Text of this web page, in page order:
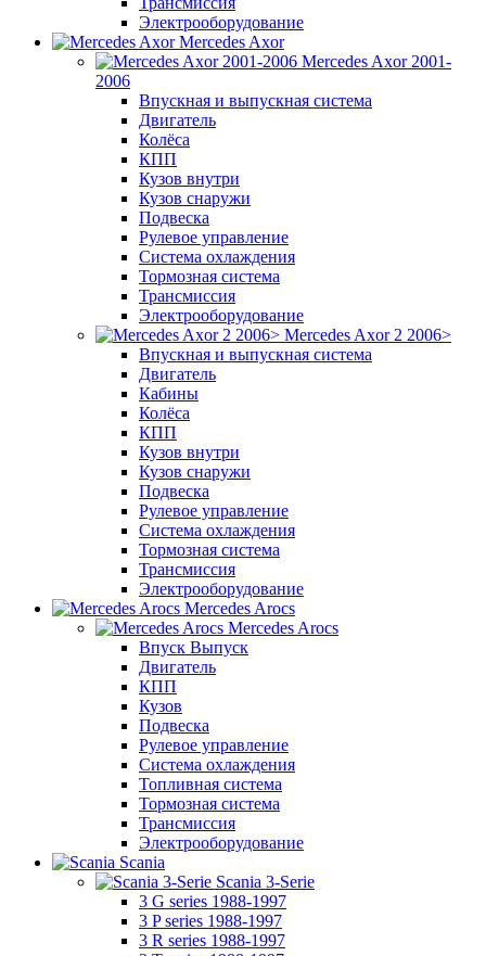
Электрооборудование
Mercedes Axor
Mercedes Axor 2001-
2006
Впускная и выпускная система
Двигатель
Колёса
КПП
Кузов внутри
Кузов снаружи
Подвеска
Рулевое управление
Система охлаждения
Тормозная система
Трансмиссия
Электрооборудование
Mercedes Axor 2 2006>
Впускная и выпускная система
Двигатель
Кабины
Колёса
КПП
Кузов внутри
Кузов снаружи
Подвеска
Рулевое управление
Система охлаждения
Тормозная система
Трансмиссия
Электрооборудование
Mercedes Arocs
Mercedes Arocs
Впуск Выпуск
Двигатель
КПП
Кузов
Подвеска
Рулевое управление
Система охлаждения
Топливная система
Тормозная система
Трансмиссия
Электрооборудование
Scania
Scania 3-Serie
3 G series 1988-1997
3 P series 1988-1997
3 R series 1988-1997